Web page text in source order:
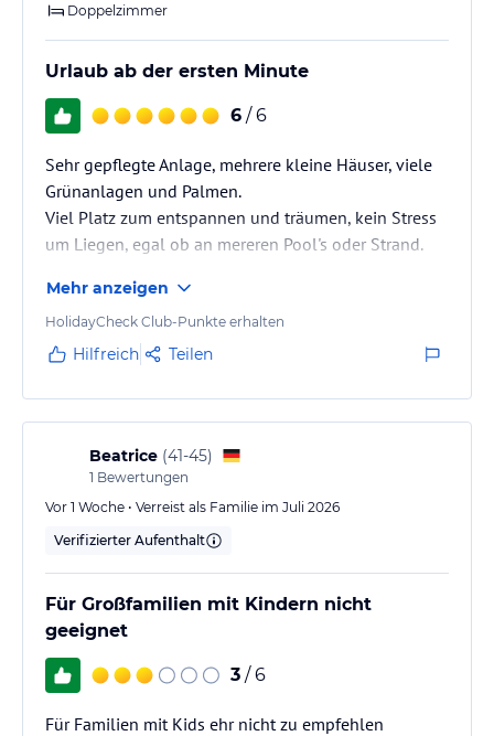
Doppelzimmer
Urlaub ab der ersten Minute
6 / 6
Sehr gepflegte Anlage, mehrere kleine Häuser, viele
Grünanlagen und Palmen.
Viel Platz zum entspannen und träumen, kein Stress
um Liegen, egal ob an mereren Pool's oder Strand.
Mehr anzeigen
HolidayCheck Club-Punkte erhalten
Hilfreich Teilen
Beatrice (41-45)
1 Bewertungen
Vor 1 Woche • Verreist als Familie im Juli 2026
Verifizierter Aufenthalt
Für Großfamilien mit Kindern nicht
geeignet
3 / 6
Für Familien mit Kids ehr nicht zu empfehlen